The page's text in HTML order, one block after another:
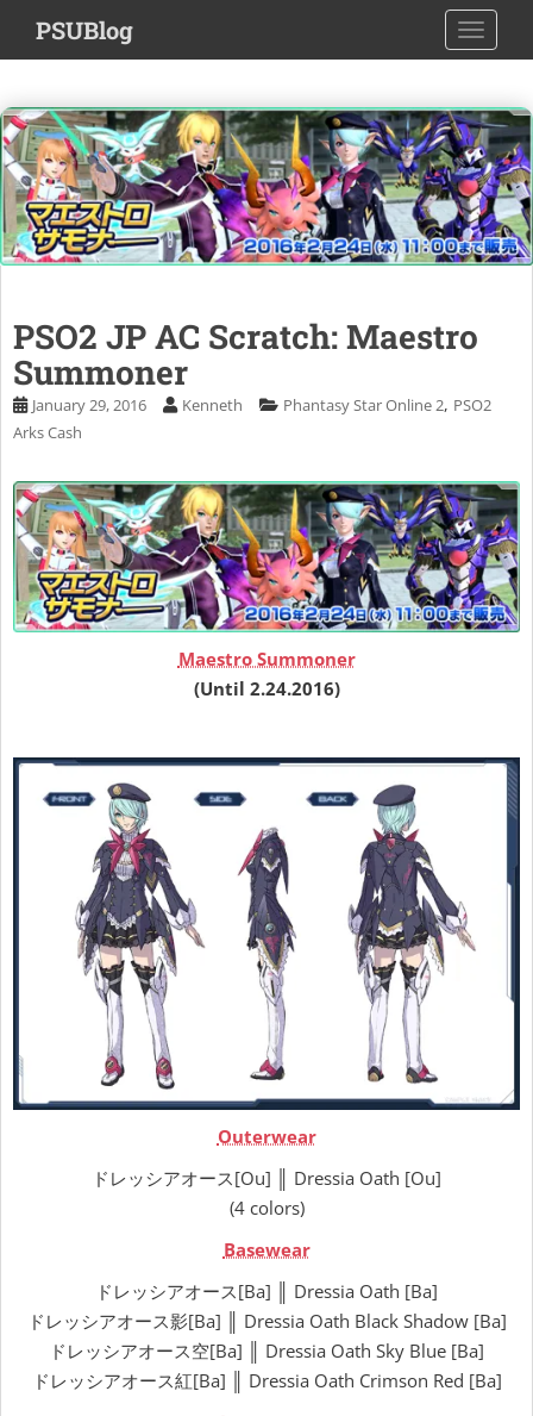
i
t
o
m
a
i
n
PSUBlog
PSO2 JP AC Scratch: Maestro
Summoner
January 29, 2016 Kenneth Phantasy Star Online 2, PSO2
Arks Cash
Maestro Summoner
(Until 2.24.2016)
Outerwear
ドレッシアオース[Ou] ║ Dressia Oath [Ou]
(4 colors)
Basewear
ドレッシアオース[Ba] ║ Dressia Oath [Ba]
ドレッシアオース影[Ba] ║ Dressia Oath Black Shadow [Ba]
ドレッシアオース空[Ba] ║ Dressia Oath Sky Blue [Ba]
ドレッシアオース紅[Ba] ║ Dressia Oath Crimson Red [Ba]